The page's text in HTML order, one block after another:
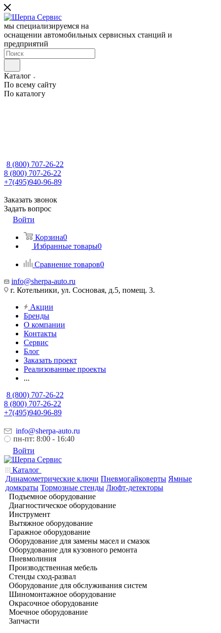
мы специализируемся на
оснащении автомобильных сервисных станций и
предприятий
Каталог
По всему сайту
По каталогу
8 (800) 707-26-22
8 (800) 707-26-22
+7(495)940-96-89
Заказать звонок
Задать вопрос
Войти
Корзина0
Избранные товары0
Сравнение товаров0
info@sherpa-auto.ru
г. Котельники, ул. Сосновая, д.5, помещ. 3.
Акции
Бренды
О компании
Контакты
Сервис
Блог
Заказать проект
Реализованные проекты
...
8 (800) 707-26-22
8 (800) 707-26-22
+7(495)940-96-89
info@sherpa-auto.ru
пн-пт: 8:00 - 16:40
Войти
Каталог
Динамометрические ключи Пневмогайковерты Ямные
домкраты Тормозные стенды Люфт-детекторы
Подъемное оборудование
Диагностическое оборудование
Инструмент
Вытяжное оборудование
Гаражное оборудование
Оборудование для замены масел и смазок
Оборудование для кузовного ремонта
Пневмолиния
Производственная мебель
Стенды сход-развал
Оборудование для обслуживания систем
Шиномонтажное оборудование
Окрасочное оборудование
Моечное оборудование
Запчасти